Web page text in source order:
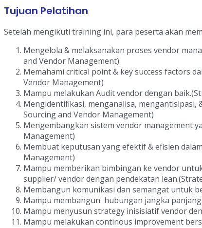
Tujuan Pelatihan
Setelah mengikuti training ini, para peserta akan
Mengelola & melaksanakan proses vendor
and Vendor Management)
Memahami critical point & key success factors
Vendor Management)
Mampu melakukan Audit vendor dengan
Mengidentifikasi, menganalisa, mengantisipasi,
Sourcing and Vendor Management)
Mengembangkan sistem vendor management
Management)
Membuat keputusan yang efektif & efisien
Management)
Mampu memberikan bimbingan ke vendor
supplier/ vendor dengan pendekatan
Membangun komunikasi dan semangat untuk
Mampu membangun hubungan jangka panjang
Mampu menyusun strategy inisisiatif vendor
Mampu melakukan continous improvement